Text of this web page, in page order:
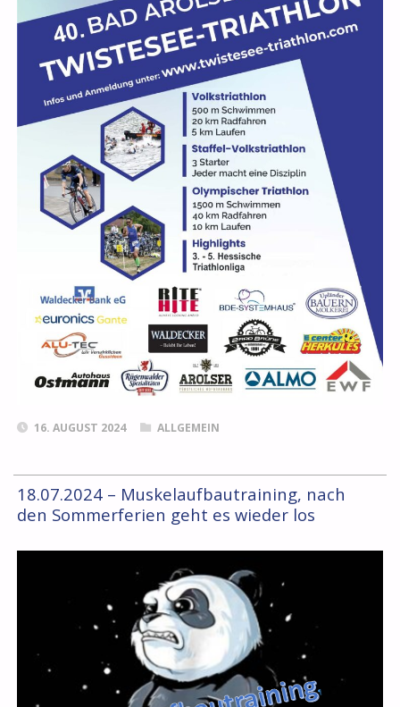
16. AUGUST 2024 ALLGEMEIN
18.07.2024 – Muskelaufbautraining, nach
den Sommerferien geht es wieder los